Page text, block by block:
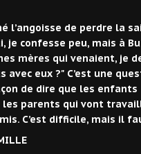
l’angoisse de perdre la
je confesse peu, mais à
mères qui venaient, je
avec eux ?" C’est une
de dire que les enfants
les parents qui vont
C’est difficile, mais il